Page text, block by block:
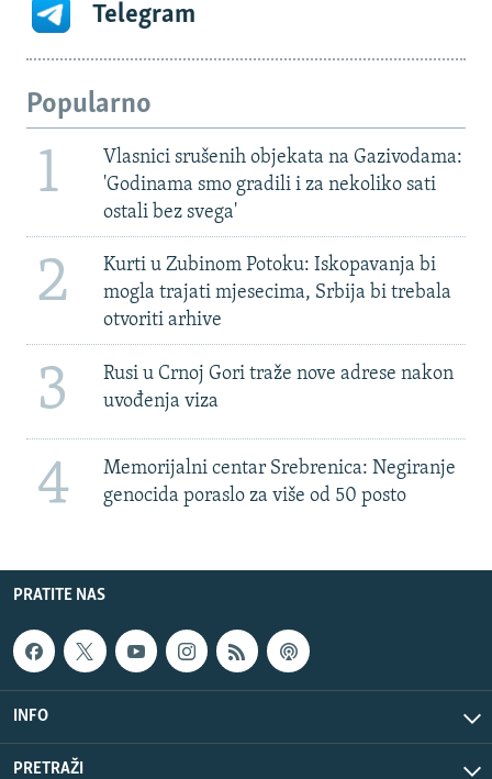
Telegram
Popularno
1
Vlasnici srušenih objekata na Gazivodama:
'Godinama smo gradili i za nekoliko sati
ostali bez svega'
2
Kurti u Zubinom Potoku: Iskopavanja bi
mogla trajati mjesecima, Srbija bi trebala
otvoriti arhive
3
Rusi u Crnoj Gori traže nove adrese nakon
uvođenja viza
4
Memorijalni centar Srebrenica: Negiranje
genocida poraslo za više od 50 posto
PRATITE NAS
INFO
PRETRAŽI